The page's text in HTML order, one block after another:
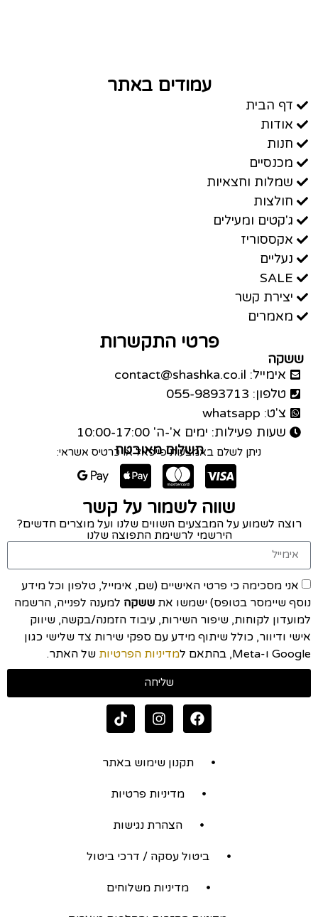
עמודים באתר
דף הבית
אודות
חנות
מכנסיים
שמלות וחצאיות
חולצות
ג'קטים ומעילים
אקססוריז
נעליים
SALE
יצירת קשר
מאמרים
פרטי התקשרות
ששקה
אימייל: contact@shashka.co.il
טלפון: 055-9893713
צ'ט: whatsapp
שעות פעילות: ימים א'-ה' 10:00-17:00
תשלום מאובטח
ניתן לשלם באמצעות פייפאל או כרטיס אשראי:
שווה לשמור על קשר
רוצה לשמוע על המבצעים השווים שלנו ועל מוצרים חדשים?
הירשמי לרשימת התפוצה שלנו
אני מסכימה כי פרטי האישיים (שם, אימייל, טלפון וכל מידע
נוסף שיימסר בטופס) ישמשו את ששקה למענה לפנייה, הרשמה
למועדון לקוחות, שיפור השירות, עיבוד הזמנה/בקשה, שיווק
אישי ודיוור, כולל שיתוף מידע עם ספקי שירות צד שלישי כגון
Google ו-Meta, בהתאם ל
מדיניות הפרטיות של האתר.
שליחה
תקנון שימוש באתר
מדיניות פרטיות
הצהרת נגישות
ביטול עסקה / דרכי ביטול
מדיניות משלוחים